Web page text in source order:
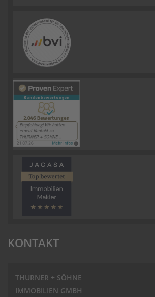
KONTAKT
THURNER + SÖHNE
IMMOBILIEN GMBH